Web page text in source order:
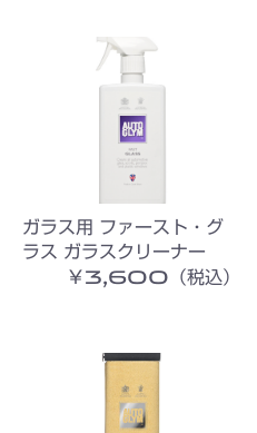
ガラス用 ファースト・グ
ラス ガラスクリーナー
￥3,600（税込）